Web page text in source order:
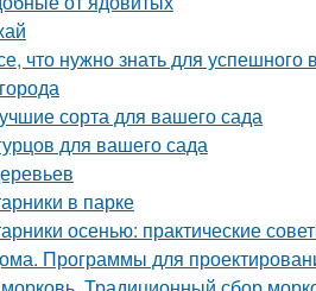
что нужно знать для
сорта для вашего сада
для вашего сада
в парке
осенью: практические
Программы для